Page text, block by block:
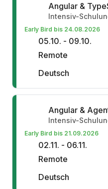
Angular &
Intensiv-
Early Bird bis 24.08.2026
05.10. - 09.10.
Remote
Deutsch
Angular &
Intensiv-
Early Bird bis 21.09.2026
02.11. - 06.11.
Remote
Deutsch